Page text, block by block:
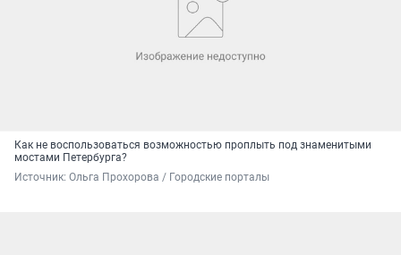
Как не воспользоваться возможностью проплыть под знаменитыми
мостами Петербурга?
Источник: Ольга Прохорова / Городские порталы